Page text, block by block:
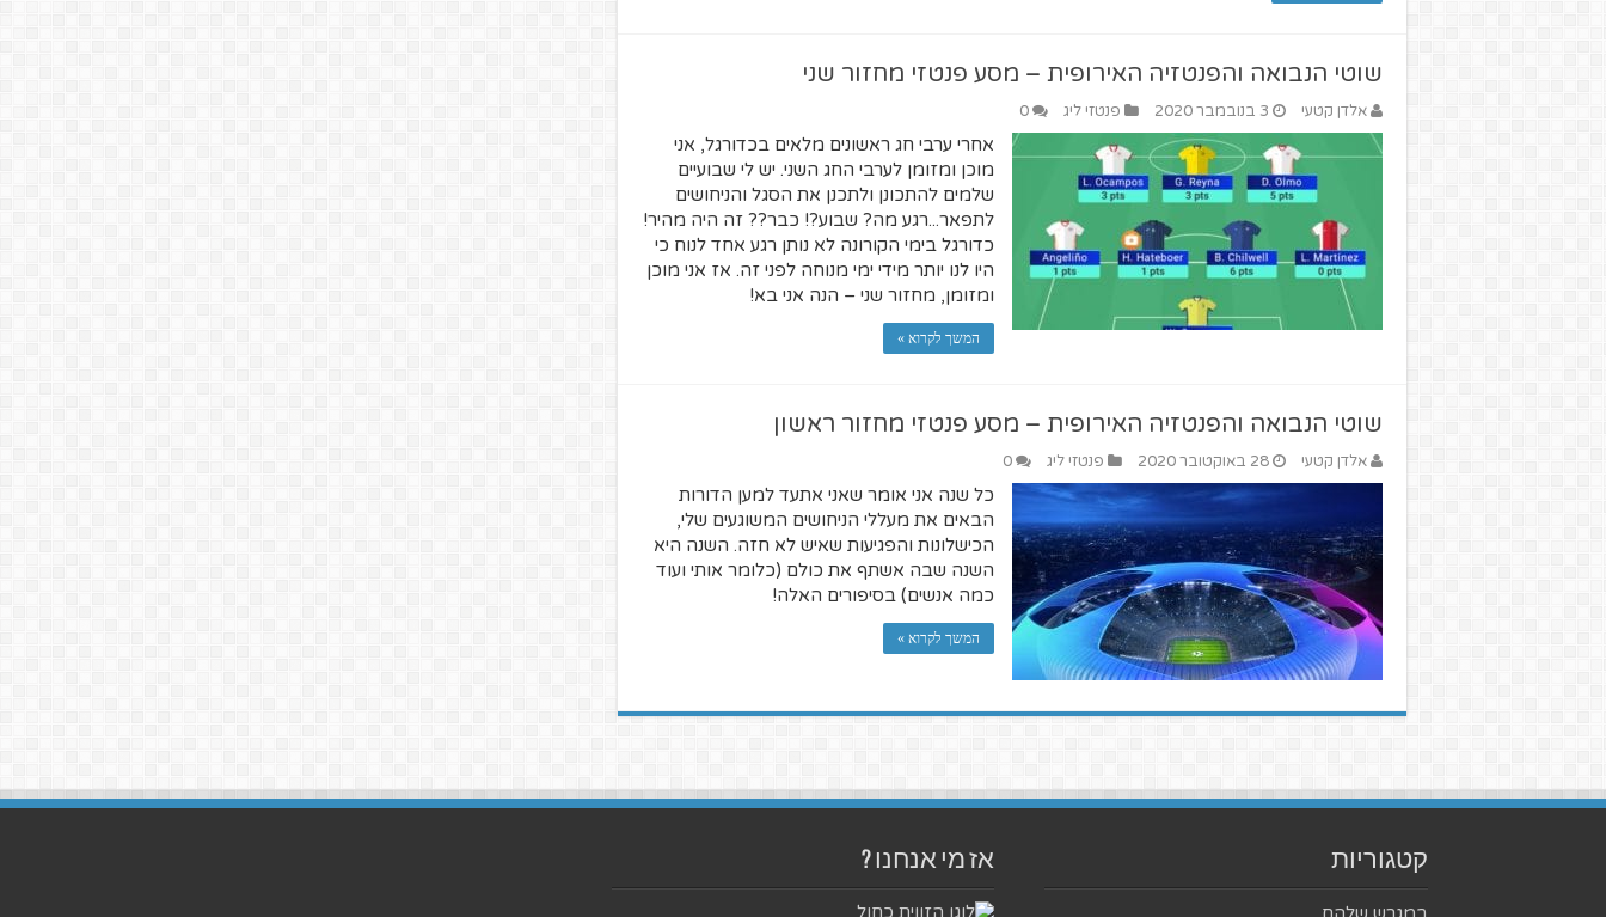
שוטי הנבואה והפנטזיה האירופית – מסע פנטזי מחזור שני
אלדן קטעי 3 בנובמבר 2020 פנטזי ליג 0
אחרי ערבי חג ראשונים מלאים בכדורגל, אני
מוכן ומזומן לערבי החג השני. יש לי שבועיים
שלמים להתכונן ולתכנן את הסגל והניחושים
לתפאר...רגע מה? שבוע?! כבר?? זה היה מהיר!
כדורגל בימי הקורונה לא נותן רגע אחד לנוח כי
היו לנו יותר מידי ימי מנוחה לפני זה. אז אני מוכן
ומזומן, מחזור שני – הנה אני בא!
המשך לקרוא »
שוטי הנבואה והפנטזיה האירופית – מסע פנטזי מחזור ראשון
אלדן קטעי 28 באוקטובר 2020 פנטזי ליג 0
כל שנה אני אומר שאני אתעד למען הדורות
הבאים את מעללי הניחושים המשוגעים שלי,
הכישלונות והפגיעות שאיש לא חזה. השנה היא
השנה שבה אשתף את כולם (כלומר אותי ועוד
כמה אנשים) בסיפורים האלה!
המשך לקרוא »
קטגוריות אז מי אנחנו ?